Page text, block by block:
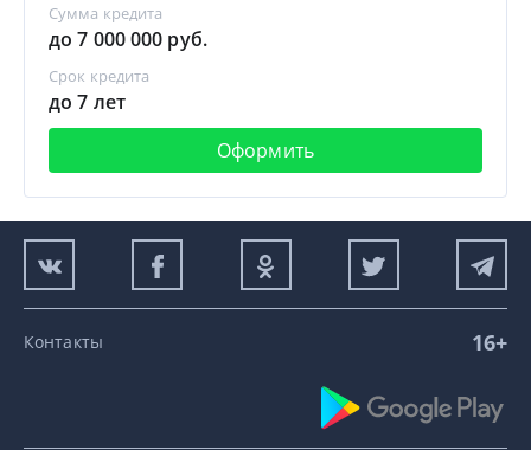
Сумма кредита
до 7 000 000 руб.
Срок кредита
до 7 лет
Оформить
Контакты 16+